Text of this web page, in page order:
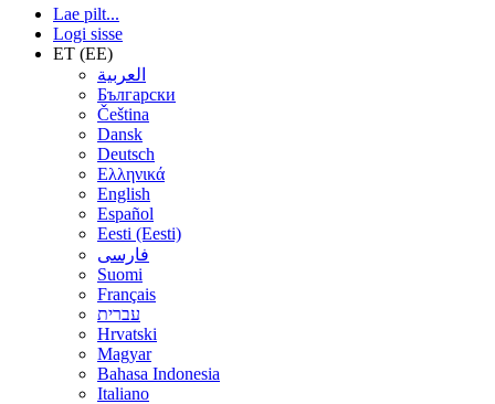
Lae pilt...
Logi sisse
ET (EE)
العربية
Български
Čeština
Dansk
Deutsch
Ελληνικά
English
Español
Eesti (Eesti)
فارسی
Suomi
Français
עברית
Hrvatski
Magyar
Bahasa Indonesia
Italiano